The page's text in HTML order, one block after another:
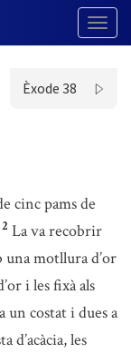
Èxode 38
cinc pams de
2 La va recobrir
una motllura d’or
i les fixà als
un costat i dues a
d’acàcia, les